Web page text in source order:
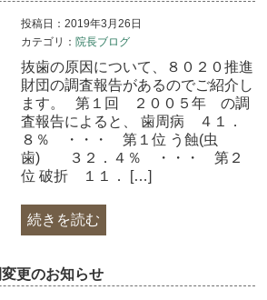
投稿日：2019年3月26日
カテゴリ： 院長ブログ
抜歯の原因について、８０２０推進
財団の調査報告があるのでご紹介し
ます。 第１回 ２００５年 の調
査報告によると、 歯周病 ４１．
８％ ・・・ 第１位 う蝕(虫
歯) ３２．４％ ・・・ 第２
位 破折 １１． […]
続きを読む
更のお知らせ